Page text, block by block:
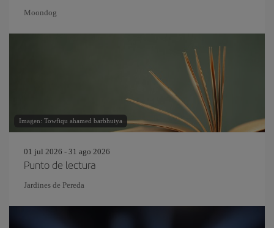
Moondog
Imagen: Towfiqu ahamed barbhuiya
01 jul 2026 - 31 ago 2026
Punto de lectura
Jardines de Pereda